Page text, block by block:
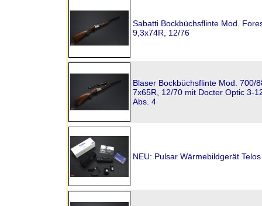
Sabatti Bockbüchsflinte Mod.
9,3x74R, 12/76
Blaser Bockbüchsflinte Mod. 700/
7x65R, 12/70 mit Docter Optic 3-
Abs. 4
NEU: Pulsar Wärmebildgerät